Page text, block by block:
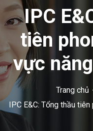
IPC
tiên
vực
Trang chủ
IPC E&C: Tổng thầu